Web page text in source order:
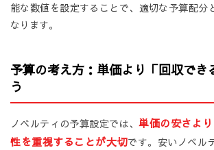
能な数値を設定することで、適切な予算配分
なります。
予算の考え方：単価より「回収でき
う
ノベルティの予算設定では、単価の安さよ
性を重視することが大切です。安いノベル